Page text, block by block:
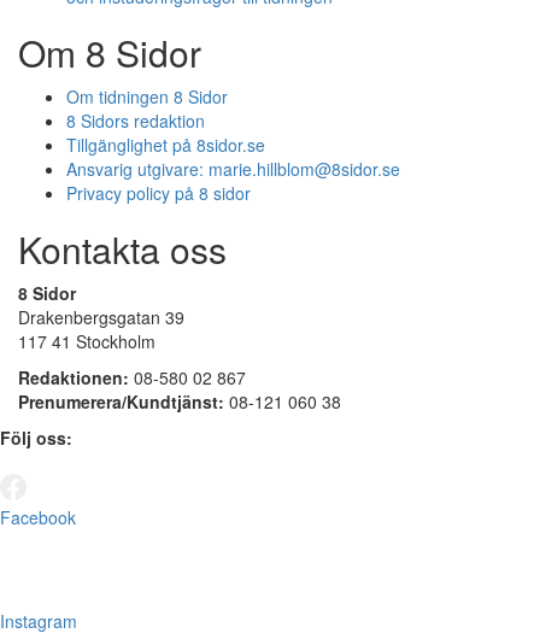
Om 8 Sidor
Om tidningen 8 Sidor
8 Sidors redaktion
Tillgänglighet på 8sidor.se
Ansvarig utgivare: marie.hillblom@8sidor.se
Privacy policy på 8 sidor
Kontakta oss
8 Sidor
Drakenbergsgatan 39
117 41 Stockholm
Redaktionen: 08-580 02 867
Prenumerera/Kundtjänst: 08-121 060 38
Följ oss:
Facebook
Instagram